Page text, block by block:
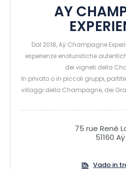
AY
Dal 2018, Aÿ Champagne
esperienze enoturistiche
dei vigneti della
In privato o in piccoli gruppi,
villaggi della Champagne, dei
dei paesaggi dichiarati
e incontrate le famiglie di
questo terroir d’eccezione.
torchi e le loro sale di
75 rue René
51160 Aÿ
Vado in